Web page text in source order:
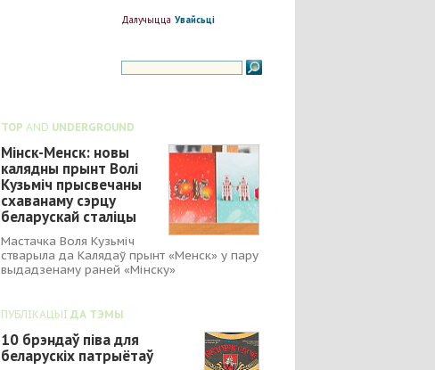
Далучыцца Увайсьці
TOP AND UNDERGROUND
Мінск-Менск: новы
калядны прынт Волі
Кузьміч прысвечаны
схаванаму сэрцу
беларускай сталіцы
Мастачка Воля Кузьміч
стварыла да Калядаў прынт «Менск» у пару
выдадзенаму раней «Мінску»
ПУБЛІКАЦЫІ ДА ТЭМЫ
10 брэндаў піва для
беларускіх патрыётаў